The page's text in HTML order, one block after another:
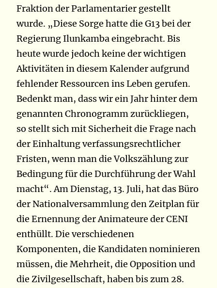
Fraktion der Parlamentarier gestellt
wurde. „Diese Sorge hatte die G13 bei der
Regierung Ilunkamba eingebracht. Bis
heute wurde jedoch keine der wichtigen
Aktivitäten in diesem Kalender aufgrund
fehlender Ressourcen ins Leben gerufen.
Bedenkt man, dass wir ein Jahr hinter dem
genannten Chronogramm zurückliegen,
so stellt sich mit Sicherheit die Frage nach
der Einhaltung verfassungsrechtlicher
Fristen, wenn man die Volkszählung zur
Bedingung für die Durchführung der Wahl
macht“. Am Dienstag, 13. Juli, hat das Büro
der Nationalversammlung den Zeitplan für
die Ernennung der Animateure der CENI
enthüllt. Die verschiedenen
Komponenten, die Kandidaten nominieren
müssen, die Mehrheit, die Opposition und
die Zivilgesellschaft, haben bis zum 28.